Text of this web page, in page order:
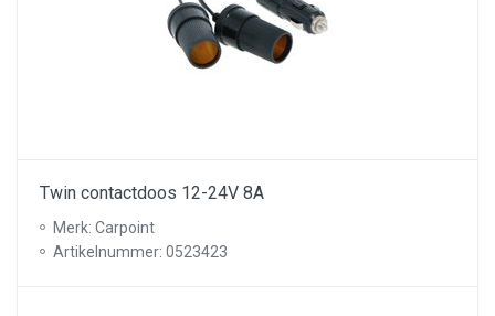
Twin contactdoos 12-24V 8A
Merk: Carpoint
Artikelnummer: 0523423